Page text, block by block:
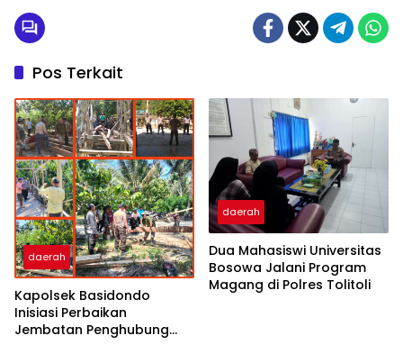
Pos Terkait
daerah
Kapolsek Basidondo
Inisiasi Perbaikan
Jembatan Penghubung
daerah
Dua Mahasiswi Universitas
Bosowa Jalani Program
Magang di Polres Tolitoli